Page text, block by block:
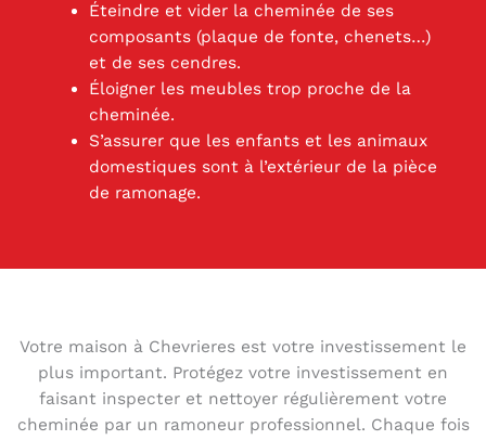
Éteindre et vider la cheminée de ses
composants (plaque de fonte, chenets…)
et de ses cendres.
Éloigner les meubles trop proche de la
cheminée.
S’assurer que les enfants et les animaux
domestiques sont à l’extérieur de la pièce
de ramonage.
Votre maison à Chevrieres est votre investissement le
plus important. Protégez votre investissement en
faisant inspecter et nettoyer régulièrement votre
cheminée par un ramoneur professionnel. Chaque fois